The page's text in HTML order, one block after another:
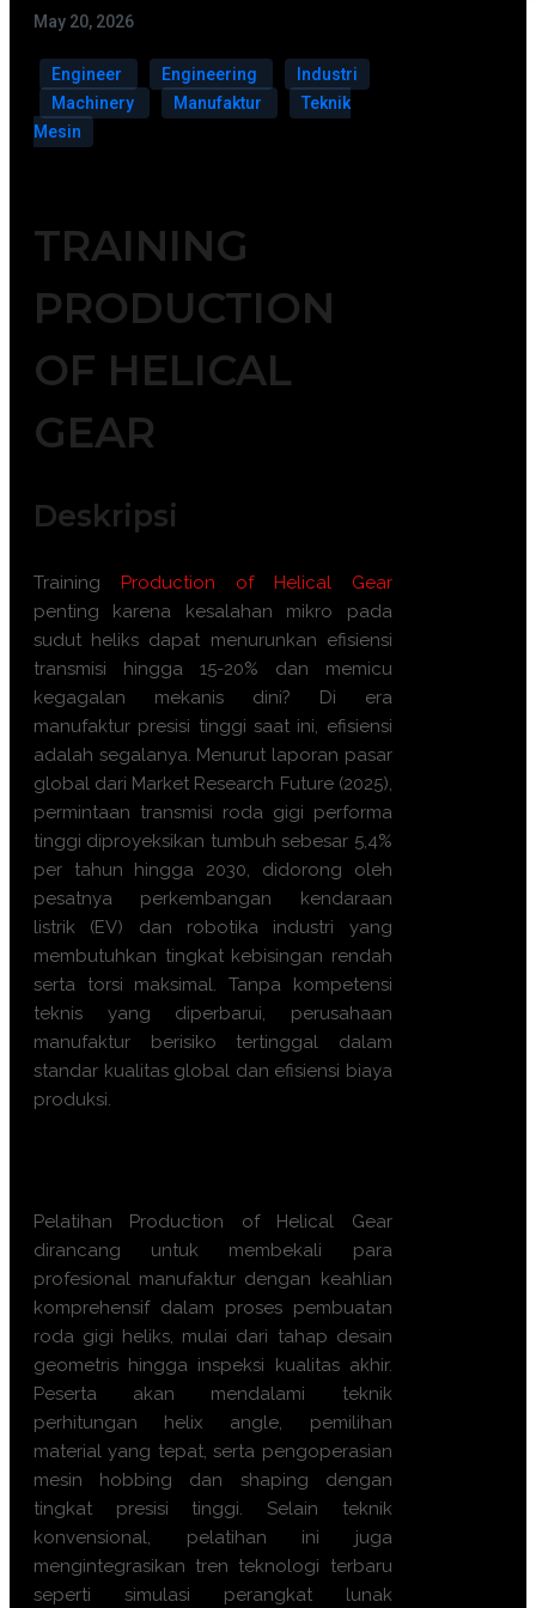
May 20, 2026
Engineer Engineering
Industri
Machinery
Manufaktur
Teknik
Mesin
TRAINING
PRODUCTION
OF HELICAL
GEAR
Deskripsi
Training
Production of Helical Gear
penting karena kesalahan mikro pada
sudut heliks dapat menurunkan efisiensi
transmisi hingga 15-20% dan memicu
kegagalan mekanis dini? Di era
manufaktur presisi tinggi saat ini, efisiensi
adalah segalanya. Menurut laporan pasar
global dari Market Research Future (2025),
permintaan transmisi roda gigi performa
tinggi diproyeksikan tumbuh sebesar 5,4%
per tahun hingga 2030, didorong oleh
pesatnya perkembangan kendaraan
listrik (EV) dan robotika industri yang
membutuhkan tingkat kebisingan rendah
serta torsi maksimal. Tanpa kompetensi
teknis yang diperbarui, perusahaan
manufaktur berisiko tertinggal dalam
standar kualitas global dan efisiensi biaya
produksi.
Pelatihan Production of Helical Gear
dirancang untuk membekali para
profesional manufaktur dengan keahlian
komprehensif dalam proses pembuatan
roda gigi heliks, mulai dari tahap desain
geometris hingga inspeksi kualitas akhir.
Peserta akan mendalami teknik
perhitungan helix angle, pemilihan
material yang tepat, serta pengoperasian
mesin hobbing dan shaping dengan
tingkat presisi tinggi. Selain teknik
konvensional, pelatihan ini juga
mengintegrasikan tren teknologi terbaru
seperti simulasi perangkat lunak